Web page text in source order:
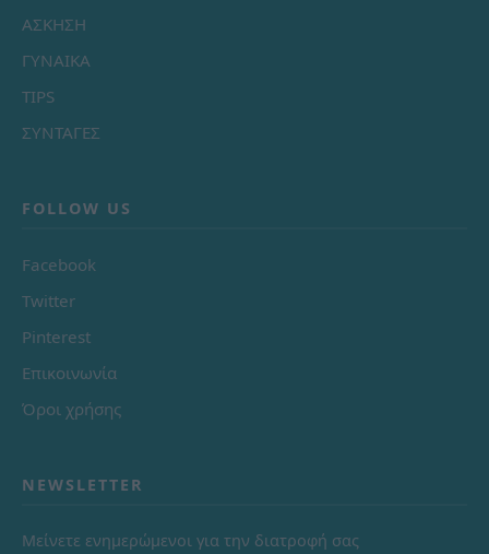
ΑΣΚΗΣΗ
ΓΥΝΑΙΚΑ
TIPS
ΣΥΝΤΑΓΕΣ
FOLLOW US
Facebook
Twitter
Pinterest
Επικοινωνία
Όροι χρήσης
NEWSLETTER
Μείνετε ενημερώμενοι για την διατροφή σας